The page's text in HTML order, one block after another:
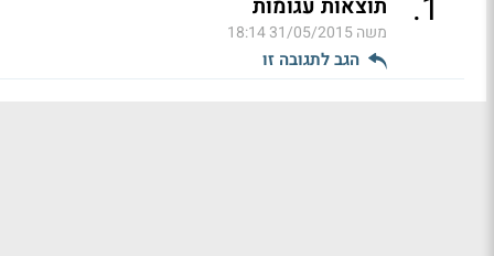
1
. תוצאות עגומות
משה31/05/2015 18:14
הגב לתגובה זו